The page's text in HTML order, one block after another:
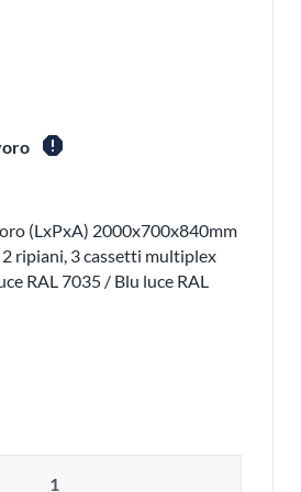
report
(LxPxA) 2000x700x840mm
ripiani, 3 cassetti multiplex
RAL 7035 / Blu luce RAL